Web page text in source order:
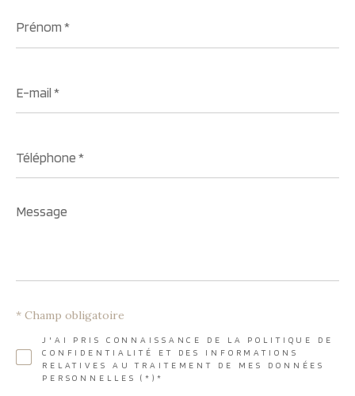
*
mail
*
*
Message
*
J'AI PRIS CONNAISSANCE DE LA POLITIQUE DE
CONFIDENTIALITÉ ET DES INFORMATIONS
RELATIVES AU TRAITEMENT DE MES DONNÉES
PERSONNELLES (*)*
* Champ obligatoire